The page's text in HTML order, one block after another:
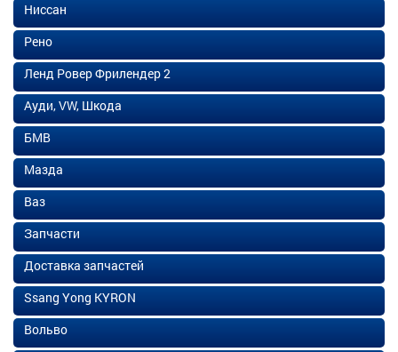
Ниссан
Рено
Ленд Ровер Фрилендер 2
Ауди, VW, Шкода
БМВ
Мазда
Ваз
Запчасти
Доставка запчастей
Ssang Yong KYRON
Вольво